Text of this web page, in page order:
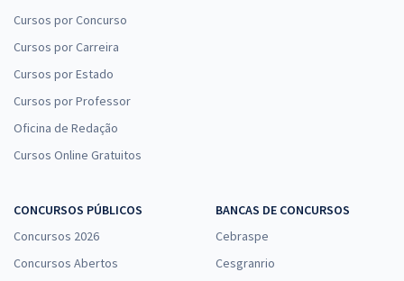
Cursos por Concurso
Cursos por Carreira
Cursos por Estado
Cursos por Professor
Oficina de Redação
Cursos Online Gratuitos
CONCURSOS PÚBLICOS
Concursos 2026
Concursos Abertos
BANCAS DE CONCURSOS
Cebraspe
Cesgranrio